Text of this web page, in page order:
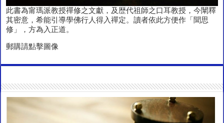
此書為甯瑪派教授禪修之文獻，及歴代祖師之口耳教授，今闡釋
其密意，希能引導學佛行人得入禪定。讀者依此方便作「聞思
修」，方為入正道。
郵購請點擊圖像